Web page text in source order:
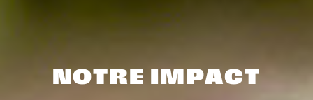
NOTRE IMPACT